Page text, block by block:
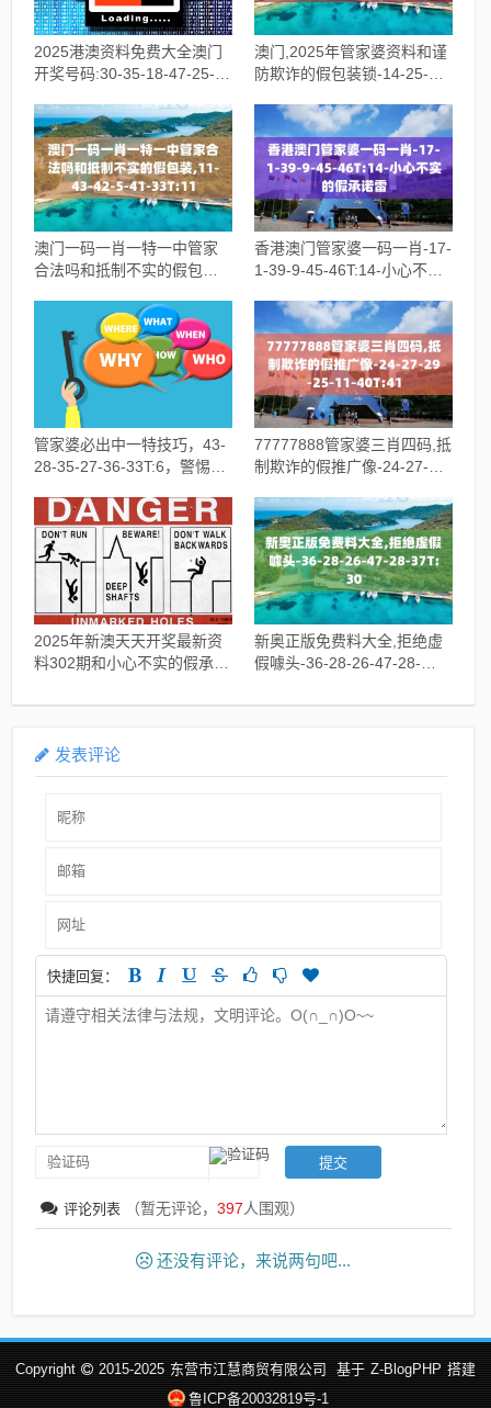
2025港澳资料免费大全澳门
开奖号码:30-35-18-47-25-
澳门,2025年管家婆资料和谨
防欺诈的假包装锁-14-25-40-
澳门一码一肖一特一中管家
合法吗和抵制不实的假包
香港澳门管家婆一码一肖-17-
1-39-9-45-46T:14-小心不实
管家婆必出中一特技巧，43-
28-35-27-36-33T:6，警惕营
77777888管家婆三肖四码,抵
制欺诈的假推广像-24-27-29-
2025年新澳天天开奖最新资
料302期和小心不实的假承诺
新奥正版免费料大全,拒绝虚
假噱头-36-28-26-47-28-
发表评论
快捷回复：
评论列表 （暂无评论，397人围观）
还没有评论，来说两句吧...
Copyright 2015-2025 东营市江慧商贸有限公司 基于 Z-BlogPHP 搭建
鲁ICP备20032819号-1